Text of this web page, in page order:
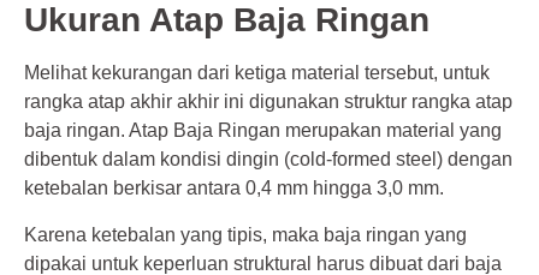
Ukuran Atap Baja Ringan
Melihat kekurangan dari ketiga material tersebut, untuk
rangka atap akhir akhir ini digunakan struktur rangka atap
baja ringan. Atap Baja Ringan merupakan material yang
dibentuk dalam kondisi dingin (cold-formed steel) dengan
ketebalan berkisar antara 0,4 mm hingga 3,0 mm.
Karena ketebalan yang tipis, maka baja ringan yang
dipakai untuk keperluan struktural harus dibuat dari baja